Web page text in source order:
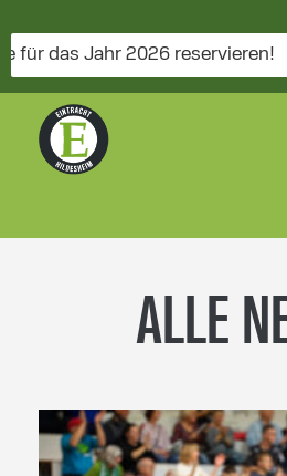
Jahr 2026 reservieren!
ALLE